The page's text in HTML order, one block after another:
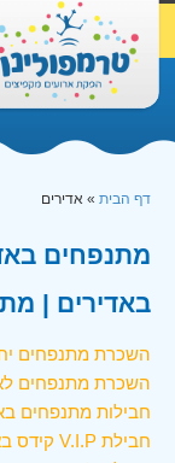
דף הבית » אדירים
מתנפחים
באדירים |
השכרת מתנפחים
השכרת מתנפחים
חבילות מתנפחים
חבילת V.I.P קידס באדירים